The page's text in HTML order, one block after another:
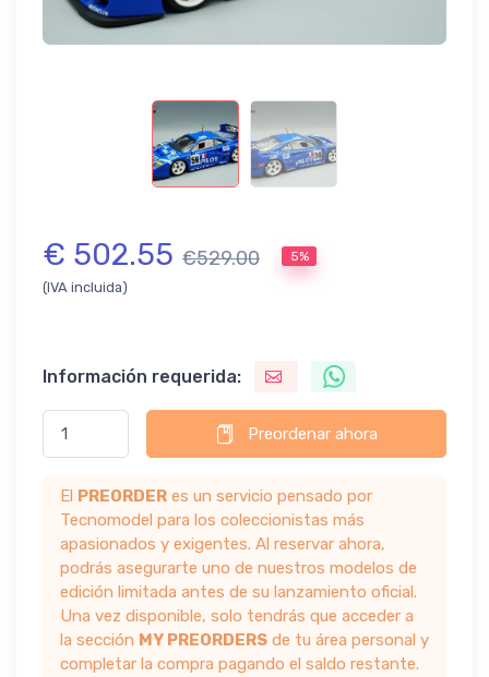
€ 502.55 €529.00 5%
(IVA incluida)
Información requerida:
Preordenar ahora
El PREORDER es un servicio pensado por
Tecnomodel para los coleccionistas más
apasionados y exigentes. Al reservar ahora,
podrás asegurarte uno de nuestros modelos de
edición limitada antes de su lanzamiento oficial.
Una vez disponible, solo tendrás que acceder a
la sección MY PREORDERS de tu área personal y
completar la compra pagando el saldo restante.